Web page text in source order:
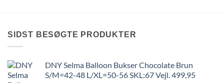
SIDST BESØGTE PRODUKTER
DNY Selma Balloon Bukser Chocolate Brun
S/M=42-48 L/XL=50-56 SKL:67 Vejl. 499,95